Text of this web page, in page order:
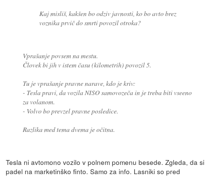
Kaj misliš, kakšen bo odziv javnosti, ko bo avto brez
voznika prvič do smrti povozil otroka?
Vprašanje povsem na mestu.
Človek bi jih v istem času (kilometrih) povozil 5.
Tu je vprašanje pravne narave, kdo je kriv:
- Tesla pravi, da vozila NISO samovozeča in je treba biti vseeno
za volanom.
- Volvo bo prevzel pravne posledice.
Razlika med tema dvema je očitna.
Tesla ni avtomono vozilo v polnem pomenu besede. Zgleda, da si
padel na marketinško finto. Samo za info. Lasniki so pred